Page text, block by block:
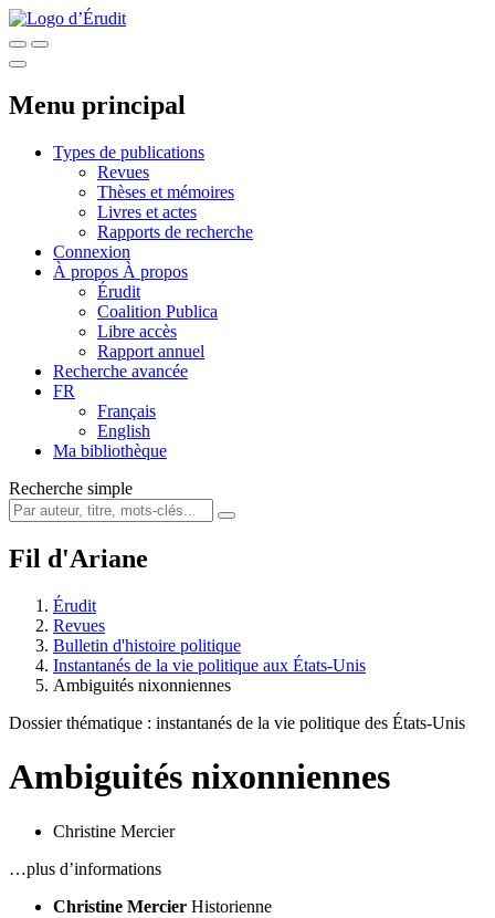
Menu principal
Types de publications
Revues
Thèses et mémoires
Livres et actes
Rapports de recherche
Connexion
À propos À propos
Érudit
Coalition Publica
Libre accès
Rapport annuel
Recherche avancée
FR
Français
English
Ma bibliothèque
Recherche simple
Fil d'Ariane
Érudit
Revues
Bulletin d'histoire politique
Instantanés de la vie politique aux États-Unis
Ambiguités nixonniennes
Dossier thématique : instantanés de la vie politique des États-Unis
Ambiguités nixonniennes
Christine Mercier
…plus d’informations
Christine Mercier Historienne